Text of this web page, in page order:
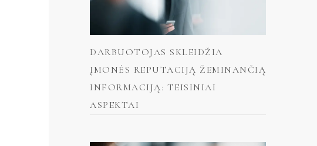
DARBUOTOJAS SKLEIDŽIA
ĮMONĖS REPUTACIJĄ ŽEMINANČIĄ
INFORMACIJĄ: TEISINIAI
ASPEKTAI